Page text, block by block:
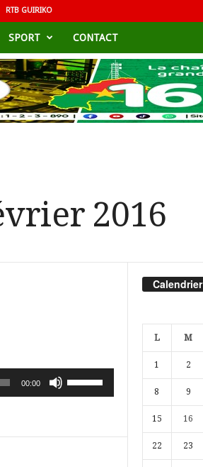
RTB GUIRIKO
SPORT CONTACT
2016
00:00
Utilisez
les
Calendrier
L M
1 2
8 9
15 16
22 23